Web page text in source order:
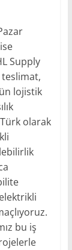
Supply
teslimat,
lojistik
olarak
bu iş